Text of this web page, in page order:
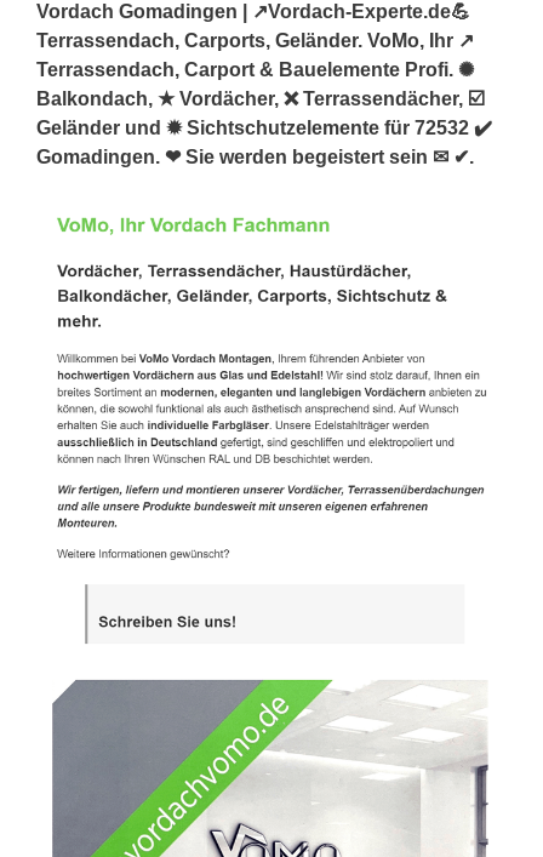
Vordach Gomadingen | ↗️Vordach-Experte.de💪
Terrassendach, Carports, Geländer. VoMo, Ihr ↗️
Terrassendach, Carport & Bauelemente Profi. ✺
Balkondach, ★ Vordächer, ❌ Terrassendächer, ☑️
Geländer und ✹ Sichtschutzelemente für 72532 ✔️
Gomadingen. ❤ Sie werden begeistert sein ✉ ✔.